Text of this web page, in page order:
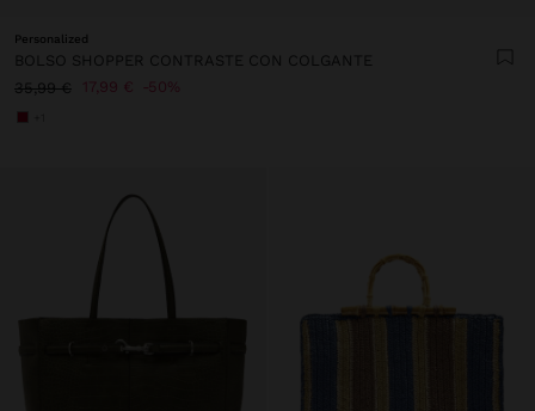
Personalized
BOLSO SHOPPER CONTRASTE CON COLGANTE
35,99 €
17,99 € 50%